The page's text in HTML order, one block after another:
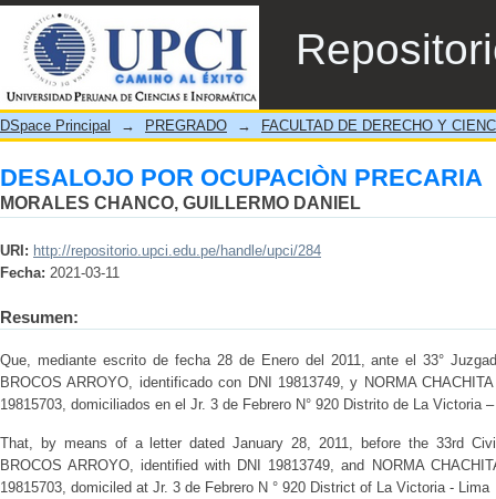
DESALOJO POR OCUPACIÒN PRECARIA
DSpace Principal → PREGRADO → FACULTAD DE DERECHO Y
DESALOJO POR OCUPACIÒN PRECARIA
MORALES CHANCO, GUILLERMO DANIEL
URI: http://repositorio.upci.edu.pe/handle/upci/284
Fecha: 2021-03-11
Resumen:
Que, mediante escrito de fecha 28 de Enero del 2011, ante el 33°
BROCOS ARROYO, identificado con DNI 19813749, y NORMA
19815703, domiciliados en el Jr. 3 de Febrero N° 920 Distrito de La Victoria
That, by means of a letter dated January 28, 2011, before the 33rd
BROCOS ARROYO, identified with DNI 19813749, and NORMA
19815703, domiciled at Jr. 3 de Febrero N ° 920 District of La Victoria - Lima